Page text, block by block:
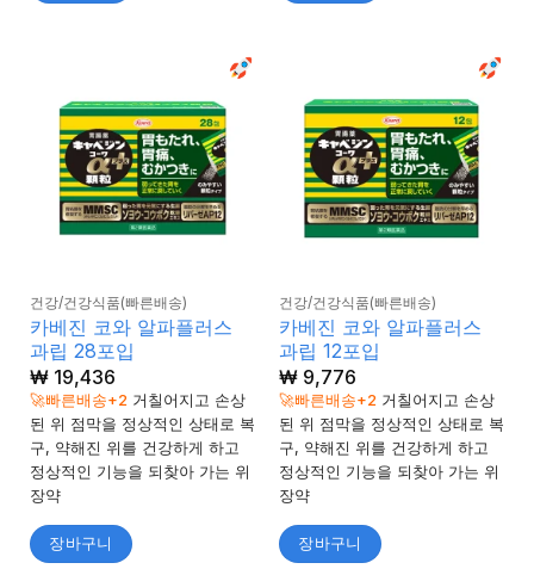
건강/건강식품(빠른배송)
카베진 코와 알파플러스
과립 28포입
₩19,436
🚀빠른배송+2 거칠어지고 손상
된 위 점막을 정상적인 상태로 복
구, 약해진 위를 건강하게 하고
정상적인 기능을 되찾아 가는 위
장약
장바구니
건강/건강식품(빠른배송)
카베진 코와 알파플러스
과립 12포입
₩9,776
🚀빠른배송+2 거칠어지고 손상
된 위 점막을 정상적인 상태로 복
구, 약해진 위를 건강하게 하고
정상적인 기능을 되찾아 가는 위
장약
장바구니